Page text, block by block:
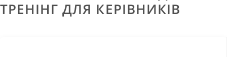
ТРЕНІНГ ДЛЯ КЕРІВНИКІВ